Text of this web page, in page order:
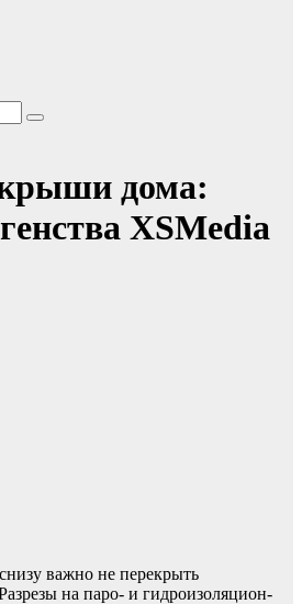
дома:
XSMedia
важно не перекрыть
на паро- и гидроизоляцион-